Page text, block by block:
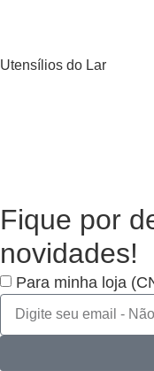
Utensílios do Lar
Fique por
novidades!
Para minha loja